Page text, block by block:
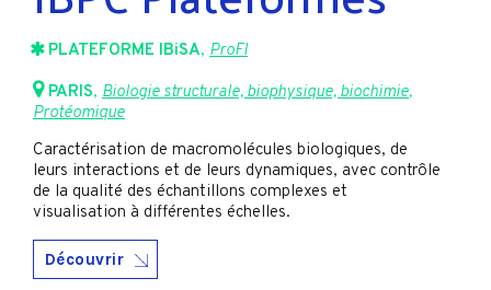
PLATEFORME IBiSA, ProFI
PARIS, Biologie structurale, biophysique, biochimie,
Protéomique
Caractérisation de macromolécules biologiques, de
leurs interactions et de leurs dynamiques, avec contrôle
de la qualité des échantillons complexes et
visualisation à différentes échelles.
Découvrir